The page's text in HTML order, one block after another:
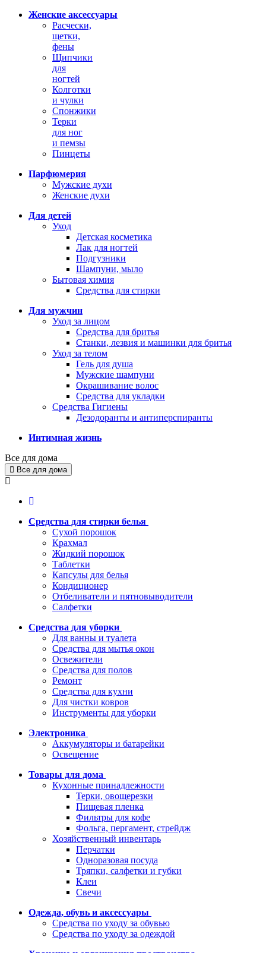
Женские аксессуары
Расчески,
щетки,
фены
Щипчики
для
ногтей
Колготки
и чулки
Спонжики
Терки
для ног
и пемзы
Пинцеты
Парфюмерия
Мужские духи
Женские духи
Для детей
Уход
Детская косметика
Лак для ногтей
Подгузники
Шампуни, мыло
Бытовая химия
Средства для стирки
Для мужчин
Уход за лицом
Средства для бритья
Станки, лезвия и машинки для бритья
Уход за телом
Гель для душа
Мужские шампуни
Окрашивание волос
Средства для укладки
Средства Гигиены
Дезодоранты и антиперспиранты
Интимная жизнь
Все для дома
Все для дома
Средства для стирки белья
Сухой порошок
Крахмал
Жидкий порошок
Таблетки
Капсулы для белья
Кондиционер
Отбеливатели и пятновыводители
Салфетки
Средства для уборки
Для ванны и туалета
Средства для мытья окон
Освежители
Средства для полов
Ремонт
Средства для кухни
Для чистки ковров
Инструменты для уборки
Электроника
Аккумуляторы и батарейки
Освещение
Товары для дома
Кухонные принадлежности
Терки, овощерезки
Пищевая пленка
Фильтры для кофе
Фольга, пергамент, стрейдж
Хозяйственный инвентарь
Перчатки
Одноразовая посуда
Тряпки, салфетки и губки
Клеи
Свечи
Одежда, обувь и аксессуары
Средства по уходу за обувью
Средства по уходу за одеждой